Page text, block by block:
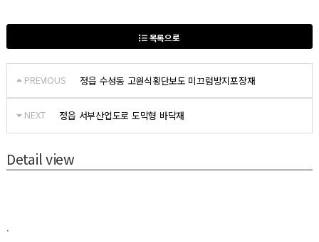
목록으로
PREVIOUS 정읍 수성동 고원식횡단보도 미끄럼방지포장재
NEXT 정읍 서부산업도로 도막형 바닥재
Detail view
.